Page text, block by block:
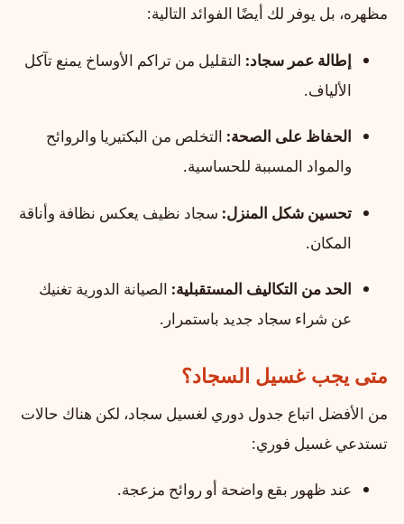
مظهره، بل يوفر لك أيضًا الفوائد التالية:
إطالة عمر سجاد: التقليل من تراكم الأوساخ يمنع تآكل
الألياف.
الحفاظ على الصحة: التخلص من البكتيريا والروائح
والمواد المسببة للحساسية.
تحسين شكل المنزل: سجاد نظيف يعكس نظافة وأناقة
المكان.
الحد من التكاليف المستقبلية: الصيانة الدورية تغنيك
عن شراء سجاد جديد باستمرار.
متى يجب غسيل السجاد؟
من الأفضل اتباع جدول دوري لغسيل سجاد، لكن هناك حالات
تستدعي غسيل فوري:
عند ظهور بقع واضحة أو روائح مزعجة.